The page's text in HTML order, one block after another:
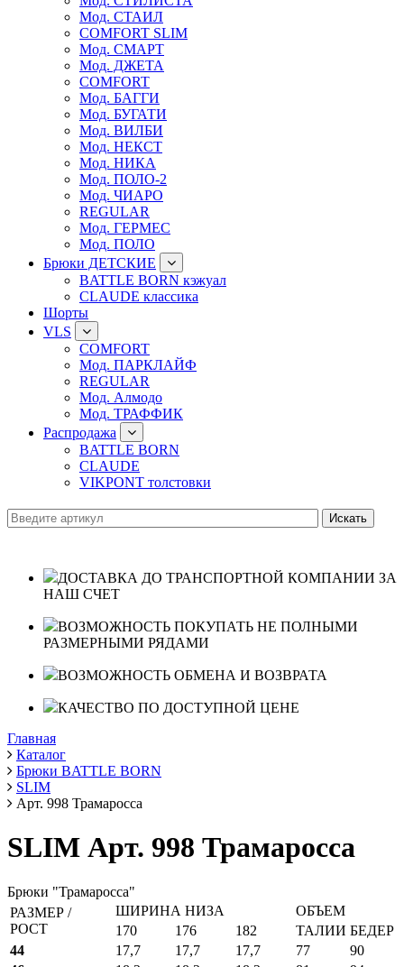
Мод. СТАИЛ
COMFORT SLIM
Мод. СМАРТ
Мод. ДЖЕТА
COMFORT
Мод. БАГГИ
Мод. БУГАТИ
Мод. ВИЛБИ
Мод. НЕКСТ
Мод. НИКА
Мод. ПОЛО-2
Мод. ЧИАРО
REGULAR
Мод. ГЕРМЕС
Мод. ПОЛО
Брюки ДЕТСКИЕ
BATTLE BORN кэжуал
CLAUDE классика
Шорты
VLS
COMFORT
Мод. ПАРКЛАЙФ
REGULAR
Мод. Алмодо
Мод. ТРАФФИК
Распродажа
BATTLE BORN
CLAUDE
VIKPONT толстовки
ДОСТАВКА ДО ТРАНСПОРТНОЙ КОМПАНИИ ЗА
НАШ СЧЕТ
ВОЗМОЖНОСТЬ ПОКУПАТЬ НЕ ПОЛНЫМИ
РАЗМЕРНЫМИ РЯДАМИ
ВОЗМОЖНОСТЬ ОБМЕНА И ВОЗВРАТА
КАЧЕСТВО ПО ДОСТУПНОЙ ЦЕНЕ
Главная
Каталог
Брюки BATTLE BORN
SLIM
Арт. 998 Трамаросса
SLIM Арт. 998 Трамаросса
Брюки "Трамаросса"
РАЗМЕР /
РОСТ
ШИРИНА НИЗА
ОБЪЕМ
170
176 182 ТАЛИИ БЕДЕР
44
17,7 17,7 17,7 77
90